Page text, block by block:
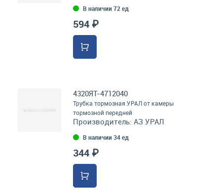
В наличии 72 ед
594 ₽
4320ЯТ-4712040
Трубка тормозная УРАЛ от камеры
тормозной передней
Производитель: АЗ УРАЛ
В наличии 34 ед
344 ₽